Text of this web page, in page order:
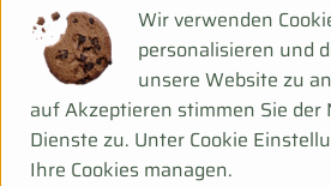
Herkunft
Hersteller: 9AL
Wir verwenden
personalisieren und
unsere Website zu
auf Akzeptieren stimmen Sie der
Dienste zu. Unter Cookie
Ihre Cookies managen.